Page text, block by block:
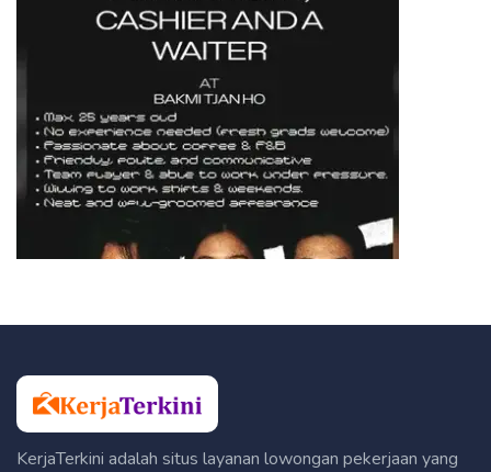
KerjaTerkini adalah situs layanan lowongan pekerjaan yang